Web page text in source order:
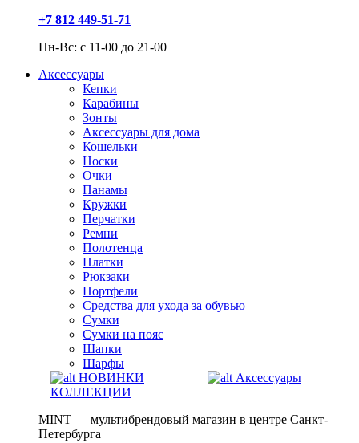
+7 812 449-51-71
Пн-Вс: с 11-00 до 21-00
Аксессуары
Кепки
Карабины
Зонты
Аксессуары для дома
Кошельки
Носки
Очки
Панамы
Кружки
Перчатки
Ремни
Полотенца
Платки
Рюкзаки
Портфели
Средства для ухода за обувью
Сумки
Сумки на пояс
Шапки
Шарфы
НОВИНКИ
КОЛЛЕКЦИИ
Аксессуары
MINT — мультибрендовый магазин в центре Санкт-
Петербурга